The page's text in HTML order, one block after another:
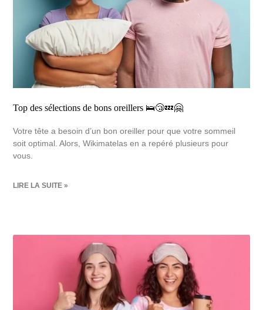
Top des sélections de bons oreillers 🛌😴💤🤗
Votre tête a besoin d’un bon oreiller pour que votre sommeil
soit optimal. Alors, Wikimatelas en a repéré plusieurs pour
vous.
LIRE LA SUITE »